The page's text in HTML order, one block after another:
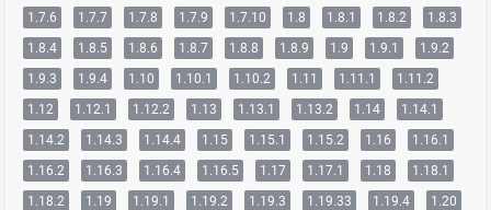
1.7.6
1.7.7 1.7.8 1.7.9 1.7.10 1.8 1.8.1 1.8.2
1.8.3
1.8.4
1.8.5 1.8.6 1.8.7 1.8.8 1.8.9 1.9 1.9.1
1.9.2
1.9.3
1.9.4 1.10 1.10.1 1.10.2 1.11 1.11.1
1.11.2
1.12
1.12.1 1.12.2 1.13 1.13.1 1.13.2 1.14
1.14.1
1.14.2
1.14.3 1.14.4 1.15 1.15.1 1.15.2 1.16
1.16.1
1.16.2
1.16.3 1.16.4 1.16.5 1.17 1.17.1 1.18
1.18.1
1.18.2
1.19 1.19.1 1.19.2 1.19.3 1.19.33 1.19.4
1.20